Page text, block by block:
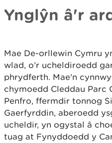
Ynglŷn â'r
Mae De-orllewin Cymru
wlad, o’r ucheldiroedd
phrydferth. Mae'n
chymoedd Cleddau Parc
Penfro, ffermdir tonnog
Gaerfyrddin, aberoedd
ucheldir, yn ogystal â
tuag at Fynyddoedd y